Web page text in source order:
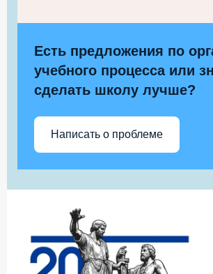
Есть предложения по
учебного процесса или
сделать школу лучше?
Написать о проблеме